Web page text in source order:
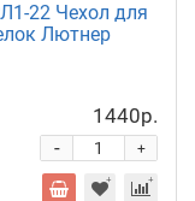
22 Чехол для
Лютнер
1440р.
+
-